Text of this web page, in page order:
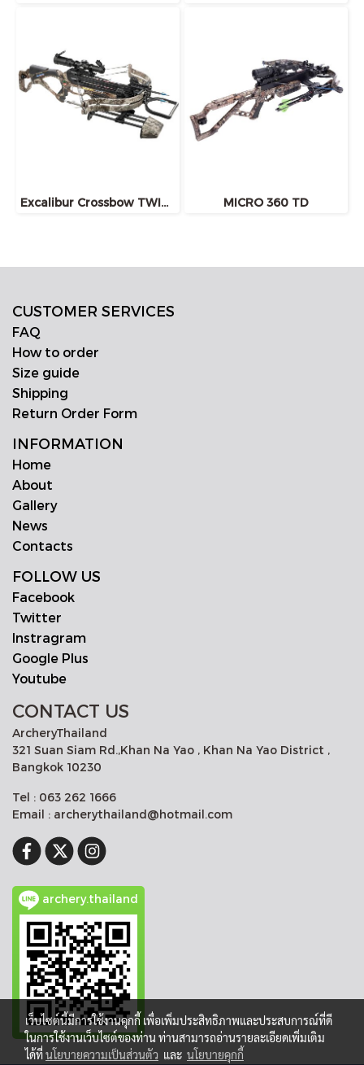
Excalibur Crossbow TWINSTRIKE MICRO 360 TD
CUSTOMER SERVICES
FAQ
How to order
Size guide
Shipping
Return Order Form
INFORMATION
Home
About
Gallery
News
Contacts
FOLLOW US
Facebook
Twitter
Instragram
Google Plus
Youtube
CONTACT US
ArcheryThailand
321 Suan Siam Rd.,Khan Na Yao , Khan Na Yao District ,
Bangkok 10230
Tel : 063 262 1666
Email : archerythailand@hotmail.com
archery.thailand
เว็บไซต์นี้มีการใช้งานคุกกี้ เพื่อเพิ่มประสิทธิภาพและประสบการณ์ที่ดี
ในการใช้งานเว็บไซต์ของท่าน ท่านสามารถอ่านรายละเอียดเพิ่มเติม
ได้ที่นโยบายความเป็นส่วนตัว และ นโยบายคุกกี้